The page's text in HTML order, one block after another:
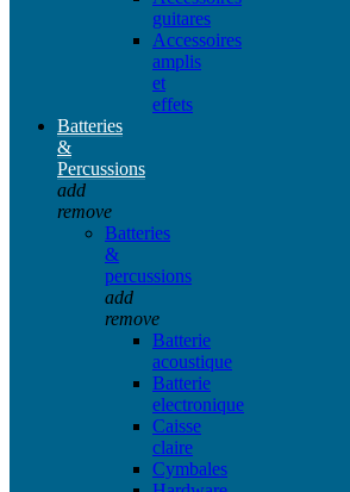
guitares
Accessoires
amplis
et
effets
Batteries
&
Percussions
add
remove
Batteries
&
percussions
add
remove
Batterie
acoustique
Batterie
electronique
Caisse
claire
Cymbales